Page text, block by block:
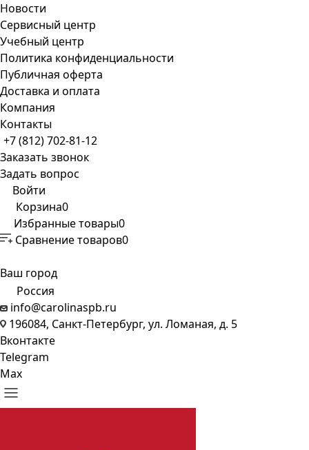
Новости
Сервисный центр
Учебный центр
Политика конфиденциальности
Публичная оферта
Доставка и оплата
Компания
Контакты
+7 (812) 702-81-12
Заказать звонок
Задать вопрос
Войти
Корзина0
Избранные товары0
Сравнение товаров0
Ваш город
Россия
info@carolinaspb.ru
196084, Санкт-Петербург, ул. Ломаная, д. 5
Вконтакте
Telegram
Max